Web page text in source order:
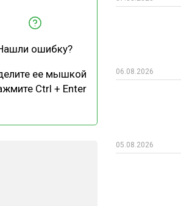
ИТОГИ МЕРОПРИЯТИЙ
ошибку?
ее мышкой
Ctrl + Enter
06.08.2026
05.08.2026